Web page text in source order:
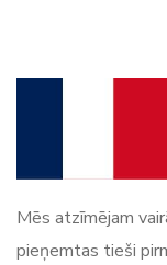
Mēs atzīmējam
pieņemtas tieši